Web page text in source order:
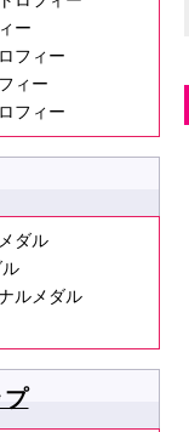
ー
フィー
ィー
フィー
ダル
ルメダル
プ